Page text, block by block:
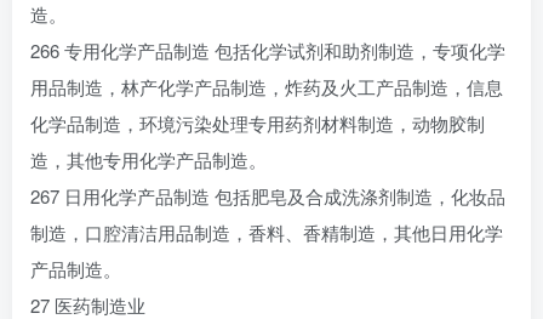
造。
266 专用化学产品制造 包括化学试剂和助剂制造，专项化学
用品制造，林产化学产品制造，炸药及火工产品制造，信息
化学品制造，环境污染处理专用药剂材料制造，动物胶制
造，其他专用化学产品制造。
267 日用化学产品制造 包括肥皂及合成洗涤剂制造，化妆品
制造，口腔清洁用品制造，香料、香精制造，其他日用化学
产品制造。
27 医药制造业